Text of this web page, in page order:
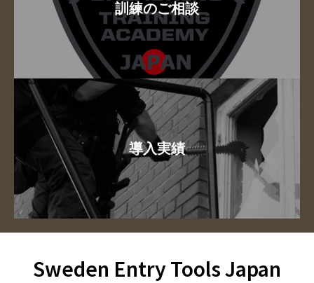
訓練のご相談
導入実績
Sweden Entry Tools Japan